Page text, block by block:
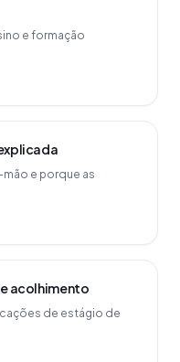
e formação
e porque as
acolhimento
de estágio de